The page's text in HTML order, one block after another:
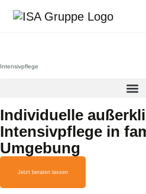
Intensivpflege
Individuelle
Intensivpflege in
Umgebung
Jetzt beraten lassen